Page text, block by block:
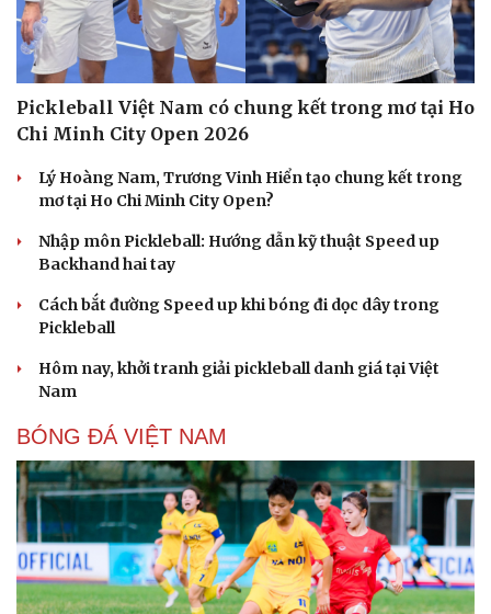
Pickleball Việt Nam có chung kết trong mơ tại Ho
Chi Minh City Open 2026
Lý Hoàng Nam, Trương Vinh Hiển tạo chung kết trong
mơ tại Ho Chi Minh City Open?
Nhập môn Pickleball: Hướng dẫn kỹ thuật Speed up
Backhand hai tay
Cách bắt đường Speed up khi bóng đi dọc dây trong
Pickleball
Hôm nay, khởi tranh giải pickleball danh giá tại Việt
Nam
BÓNG ĐÁ VIỆT NAM